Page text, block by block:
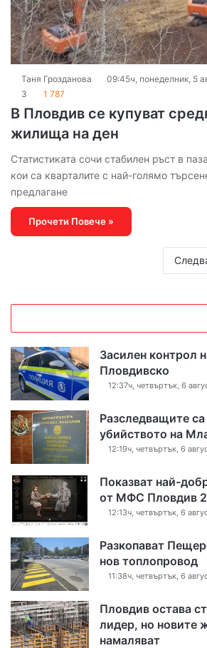
Таня Грозданова
09:45ч, понеделник, 5
3
1 787
В Пловдив се купуват
жилища на ден
Статистиката сочи стабилен ръст в
кои са кварталите с най-голямо
предлагане
Прочети Повече »
Засилен контрол
Пловдивско
12:37ч, четвъртък, 6
Разследващите
убийството на
12:19ч, четвъртък, 6
Показват най-
от МФС Пловдив
12:13ч, четвъртък, 6
Разкопават
нов топлопровод
11:38ч, четвъртък, 6
Пловдив остава
лидер, но новите
намаляват